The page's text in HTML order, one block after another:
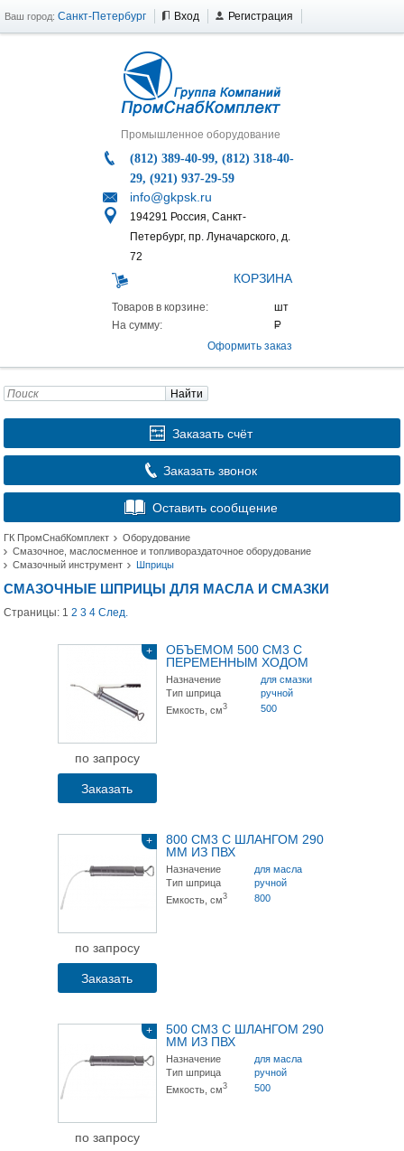
Ваш город: Санкт-Петербург Вход Регистрация
Промышленное оборудование
(812) 389-40-99, (812) 318-40-
29, (921) 937-29-59
info@gkpsk.ru
194291 Россия, Санкт-
Петербург, пр. Луначарского, д.
72
КОРЗИНА
Товаров в корзине:
На сумму:
Оформить заказ
Найти
Заказать счёт
Заказать звонок
Оставить сообщение
ГК ПромСнабКомплект
Оборудование
Смазочное, маслосменное и топливораздаточное оборудование
Смазочный инструмент
Шприцы
СМАЗОЧНЫЕ ШПРИЦЫ ДЛЯ МАСЛА И СМАЗКИ
Страницы: 1 2 3 4 След.
+
по запросу
Заказать
ОБЪЕМОМ 500 СМ3 С
ПЕРЕМЕННЫМ ХОДОМ
Назначение
для смазки
Тип шприца
ручной
Емкость, см3 500
+
по запросу
Заказать
800 СМ3 С ШЛАНГОМ 290
ММ ИЗ ПВХ
Назначение
для масла
Тип шприца
ручной
Емкость, см3 800
+
по запросу
500 СМ3 С ШЛАНГОМ 290
ММ ИЗ ПВХ
Назначение
для масла
Тип шприца
ручной
Емкость, см3 500